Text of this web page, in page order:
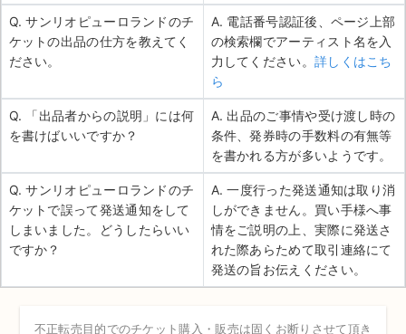
Q. サンリオピューロランドのチ
ケットの出品の仕方を教えてく
ださい。
A. 電話番号認証後、ページ上部
の検索欄でアーティスト名を入
力してください。 詳しくはこち
ら
Q. 「出品者からの説明」には何
を書けばいいですか？
A. 出品のご事情や受け渡し時の
条件、発券時の手数料の有無等
を書かれる方が多いようです。
Q. サンリオピューロランドのチ
ケットで誤って発送通知をして
しまいました。どうしたらいい
ですか？
A. 一度行った発送通知は取り消
しができません。買い手様へ事
情をご説明の上、実際に発送さ
れた際あらためて取引連絡にて
発送の旨お伝えください。
不正転売目的でのチケット購入・販売は固くお断りさせて頂き